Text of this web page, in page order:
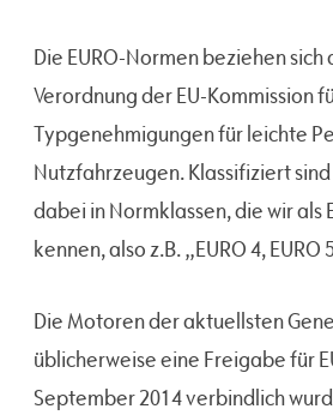
Die EURO-Normen beziehen sich
Verordnung der EU-Kommission
Typgenehmigungen für leichte
Nutzfahrzeugen. Klassifiziert
dabei in Normklassen, die wir als
kennen, also z.B. „EURO 4, EURO
Die Motoren der aktuellsten
üblicherweise eine Freigabe für
September 2014 verbindlich